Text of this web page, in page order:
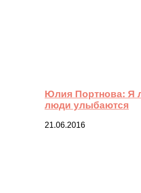
Юлия Портнова: Я
люди улыбаются
21.06.2016